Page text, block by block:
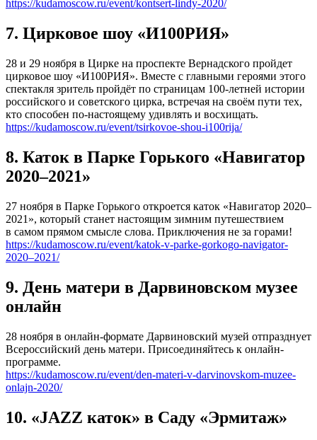
https://kudamoscow.ru/event/kontsert-lindy-2020/
7. Цирковое шоу «И100РИЯ»
28 и 29 ноября в Цирке на проспекте Вернадского пройдет
цирковое шоу «И100РИЯ». Вместе с главными героями этого
спектакля зритель пройдёт по страницам 100-летней истории
российского и советского цирка, встречая на своём пути тех,
кто способен по-настоящему удивлять и восхищать.
https://kudamoscow.ru/event/tsirkovoe-shou-i100rija/
8. Каток в Парке Горького «Навигатор
2020–2021»
27 ноября в Парке Горького откроется каток «Навигатор 2020–
2021», который станет настоящим зимним путешествием
в самом прямом смысле слова. Приключения не за горами!
https://kudamoscow.ru/event/katok-v-parke-gorkogo-navigator-
2020–2021/
9. День матери в Дарвиновском музее
онлайн
28 ноября в онлайн-формате Дарвиновский музей отпразднует
Всероссийский день матери. Присоединяйтесь к онлайн-
программе.
https://kudamoscow.ru/event/den-materi-v-darvinovskom-muzee-
onlajn-2020/
10. «JAZZ каток» в Саду «Эрмитаж»